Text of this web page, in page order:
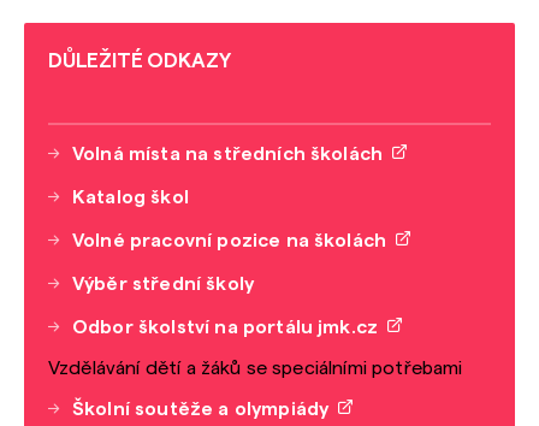
DŮLEŽITÉ ODKAZY
Volná místa na středních školách
Katalog škol
Volné pracovní pozice na školách
Výběr střední školy
Odbor školství na portálu jmk.cz
Vzdělávání dětí a žáků se speciálními potřebami
Školní soutěže a olympiády